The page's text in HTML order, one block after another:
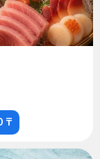
₸